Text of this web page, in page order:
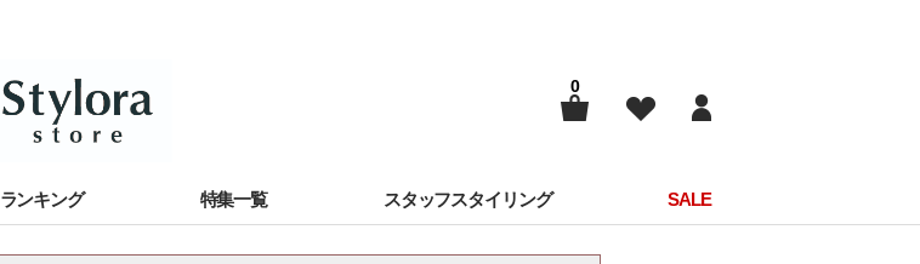
0
ランキング 特集一覧 スタッフスタイリング SALE